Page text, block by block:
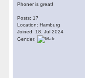
Phoner is great!
Posts: 17
Location: Hamburg
Joined: 18. Jul 2024
Gender: